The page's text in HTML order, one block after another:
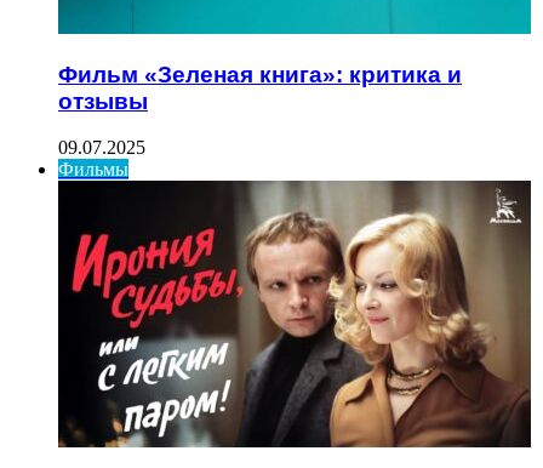
Фильм «Зеленая книга»: критика и
отзывы
09.07.2025
Фильмы